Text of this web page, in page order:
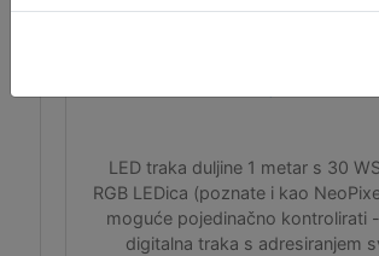
LED traka duljine 1 metar s 30
RGB LEDica (poznate i kao
moguće pojedinačno kontrolirati
digitalna traka s adresiranjem